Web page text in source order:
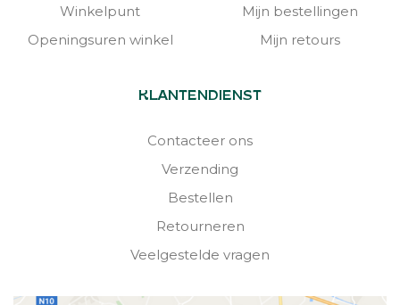
Winkelpunt
Openingsuren winkel
Mijn bestellingen
Mijn retours
KLANTENDIENST
Contacteer ons
Verzending
Bestellen
Retourneren
Veelgestelde vragen